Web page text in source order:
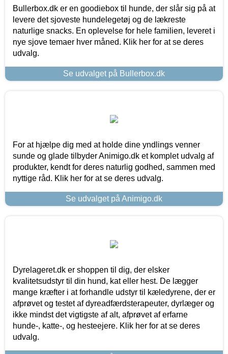
Bullerbox.dk er en goodiebox til hunde, der slår sig på at
levere det sjoveste hundelegetøj og de lækreste
naturlige snacks. En oplevelse for hele familien, leveret i
nye sjove temaer hver måned. Klik her for at se deres
udvalg.
Se udvalget på Bullerbox.dk
For at hjælpe dig med at holde dine yndlings venner
sunde og glade tilbyder Animigo.dk et komplet udvalg af
produkter, kendt for deres naturlig godhed, sammen med
nyttige råd. Klik her for at se deres udvalg.
Se udvalget på Animigo.dk
Dyrelageret.dk er shoppen til dig, der elsker
kvalitetsudstyr til din hund, kat eller hest. De lægger
mange kræfter i at forhandle udstyr til kæledyrene, der er
afprøvet og testet af dyreadfærdsterapeuter, dyrlæger og
ikke mindst det vigtigste af alt, afprøvet af erfarne
hunde-, katte-, og hesteejere. Klik her for at se deres
udvalg.